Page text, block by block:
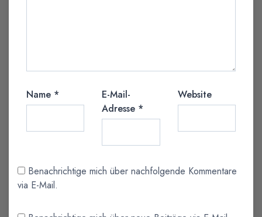
Name *
E-Mail-
Adresse *
Website
Benachrichtige mich über nachfolgende Kommentare
via E-Mail.